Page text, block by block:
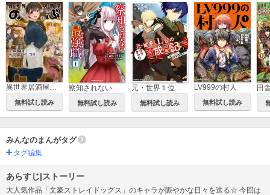
異世界居酒屋「のぶ」
無料試し読み 無料試し読み 無料試し読み
LV999の村人
無料試し読み
みんなのまんがタグ
タグ編集
あらすじ|ストーリー
大人気作品「文豪ストレイドッグス」のキャラが賑やかな日々を送る☆ 今回は